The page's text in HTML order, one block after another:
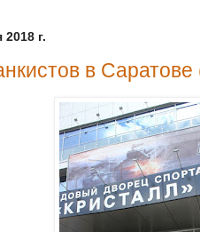
г.
в